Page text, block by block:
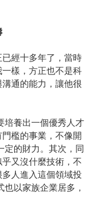
經十多年了，當時
樣，方正也不是科
通的能力，讓他很
培養出一個優秀人才
檻的事業，不像開
定的財力。其次，同
又沒什麼技術，不
人進入這個領域投
以家族企業居多，